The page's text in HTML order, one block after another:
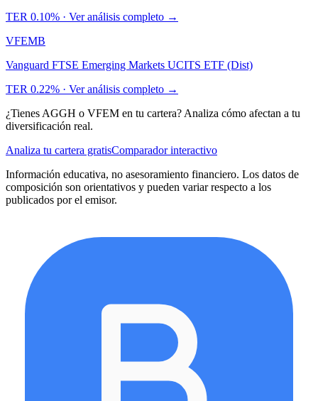
TER 0.10% · Ver análisis completo →
VFEMB
Vanguard FTSE Emerging Markets UCITS ETF (Dist)
TER 0.22% · Ver análisis completo →
¿Tienes AGGH o VFEM en tu cartera? Analiza cómo afectan a tu
diversificación real.
Analiza tu cartera gratisComparador interactivo
Información educativa, no asesoramiento financiero. Los datos de
composición son orientativos y pueden variar respecto a los
publicados por el emisor.